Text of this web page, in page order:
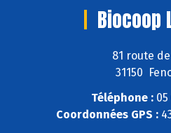
Biocoop
81 route
31150
Téléphone : 05
Coordonnées GPS :